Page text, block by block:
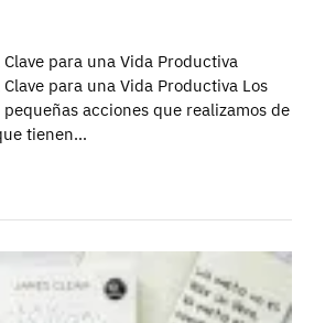
para una Vida Productiva
para una Vida Productiva Los
acciones que realizamos de
tienen…